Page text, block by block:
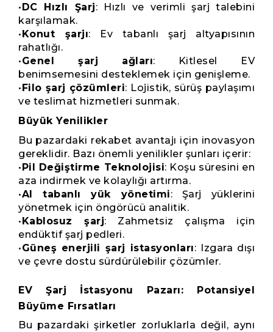
•DC Hızlı Şarj: Hızlı ve verimli şarj talebini
karşılamak.
•Konut şarjı: Ev tabanlı şarj altyapısının
rahatlığı.
•Genel şarj ağları: Kitlesel EV
benimsemesini desteklemek için genişleme.
•Filo şarj çözümleri: Lojistik, sürüş paylaşımı
ve teslimat hizmetleri sunmak.
Büyük Yenilikler
Bu pazardaki rekabet avantajı için inovasyon
gereklidir. Bazı önemli yenilikler şunları içerir:
•Pil Değiştirme Teknolojisi: Koşu süresini en
aza indirmek ve kolaylığı artırma.
•AI tabanlı yük yönetimi: Şarj yüklerini
yönetmek için öngörücü analitik.
•Kablosuz şarj: Zahmetsiz çalışma için
endüktif şarj pedleri.
•Güneş enerjili şarj istasyonları: Izgara dışı
ve çevre dostu sürdürülebilir çözümler.
EV Şarj İstasyonu Pazarı: Potansiyel
Büyüme Fırsatları
Bu pazardaki şirketler zorluklarla değil, aynı